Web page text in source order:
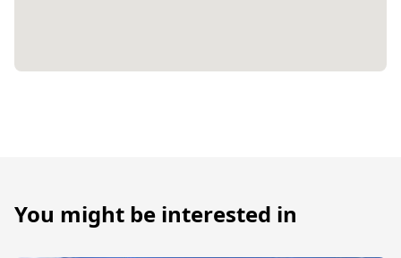
You might be interested in